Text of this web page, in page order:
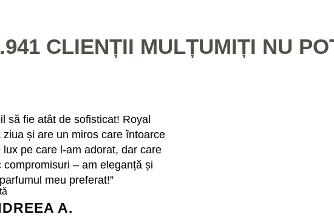
CLIENȚII MULȚUMIȚI NU
să fie atât de sofisticat! Royal
și are un miros care întoarce
pe care l-am adorat, dar care
– am eleganță și
meu preferat!”
A.